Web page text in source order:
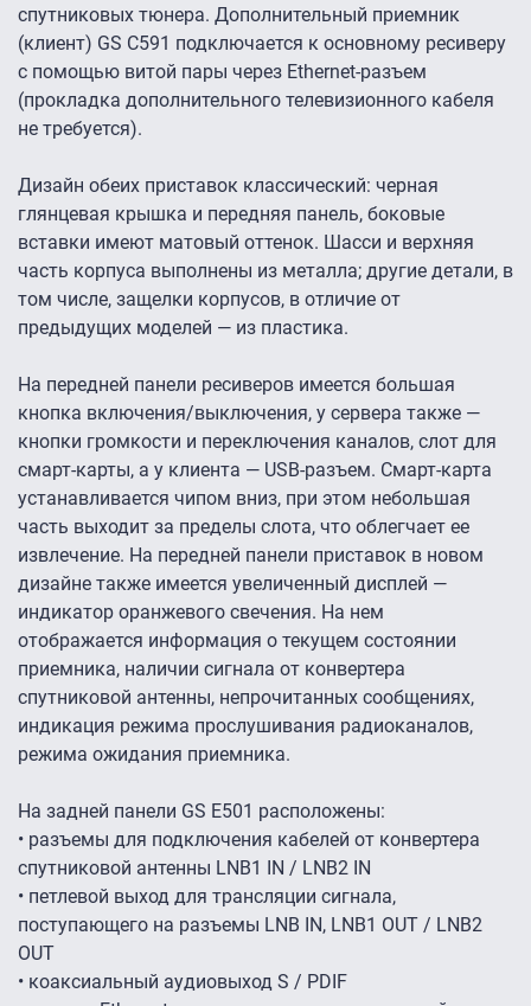
спутниковых тюнера. Дополнительный приемник
(клиент) GS C591 подключается к основному ресиверу
с помощью витой пары через Ethernet-разъем
(прокладка дополнительного телевизионного кабеля
не требуется).
Дизайн обеих приставок классический: черная
глянцевая крышка и передняя панель, боковые
вставки имеют матовый оттенок. Шасси и верхняя
часть корпуса выполнены из металла; другие детали, в
том числе, защелки корпусов, в отличие от
предыдущих моделей — из пластика.
На передней панели ресиверов имеется большая
кнопка включения/выключения, у сервера также —
кнопки громкости и переключения каналов, слот для
смарт-карты, а у клиента — USB-разъем. Смарт-карта
устанавливается чипом вниз, при этом небольшая
часть выходит за пределы слота, что облегчает ее
извлечение. На передней панели приставок в новом
дизайне также имеется увеличенный дисплей —
индикатор оранжевого свечения. На нем
отображается информация о текущем состоянии
приемника, наличии сигнала от конвертера
спутниковой антенны, непрочитанных сообщениях,
индикация режима прослушивания радиоканалов,
режима ожидания приемника.
На задней панели GS E501 расположены:
• разъемы для подключения кабелей от конвертера
спутниковой антенны LNB1 IN / LNB2 IN
• петлевой выход для трансляции сигнала,
поступающего на разъемы LNB IN, LNB1 OUT / LNB2
OUT
• коаксиальный аудиовыход S / PDIF